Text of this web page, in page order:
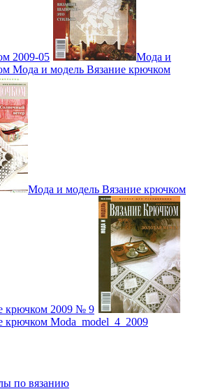
2009-05
Мода и
Мода и модель Вязание крючком
Мода и модель Вязание крючком
крючком 2009 № 9
крючком Moda_model_4_2009
по вязанию